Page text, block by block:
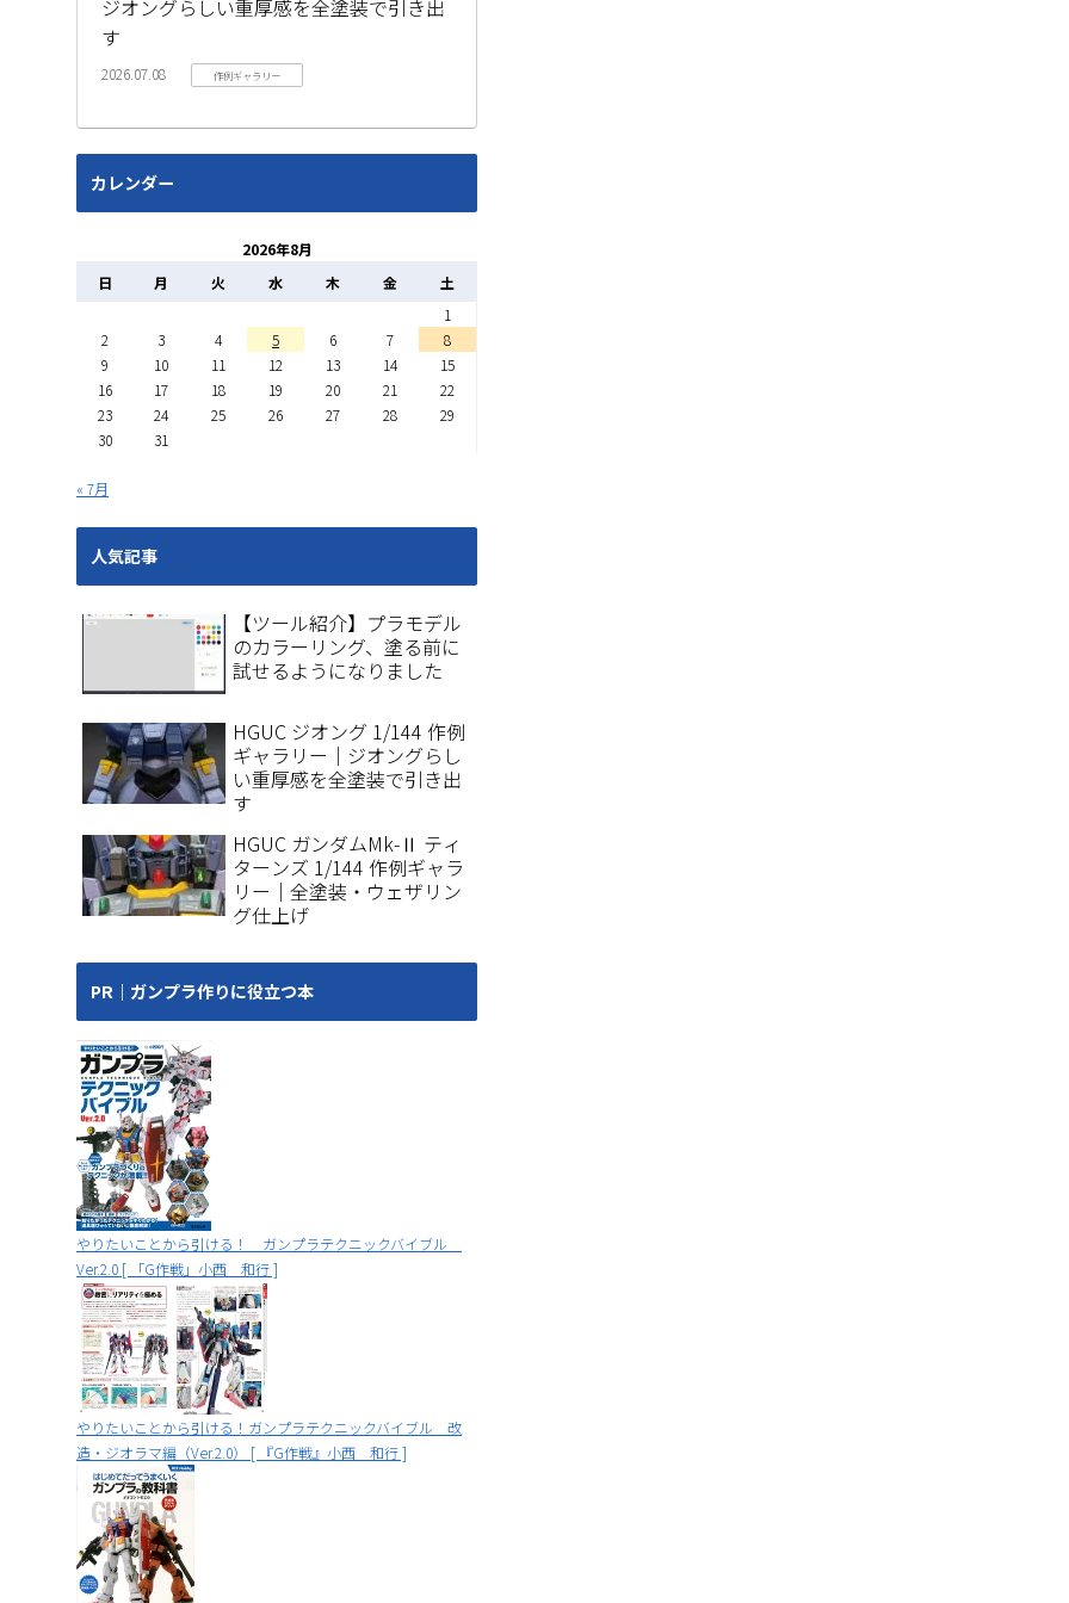
ジオングらしい重厚感を全塗装で引き出
す
2026.07.08 作例ギャラリー
カレンダー
2026年8月
日
月 火 水 木 金
土
1
2
3 4 5 6 7
8
9
10 11 12 13 14
15
16
17 18 19 20 21
22
23
24 25 26 27 28
29
30
31
« 7月
人気記事
【ツール紹介】プラモデル
のカラーリング、塗る前に
試せるようになりました
HGUC ジオング 1/144 作例
ギャラリー｜ジオングらし
い重厚感を全塗装で引き出
す
HGUC ガンダムMk-Ⅱ ティ
ターンズ 1/144 作例ギャラ
リー｜全塗装・ウェザリン
グ仕上げ
PR｜ガンプラ作りに役立つ本
やりたいことから引ける！ ガンプラテクニックバイブル
Ver.2.0 [ 「G作戦」小西 和行 ]
やりたいことから引ける！ガンプラテクニックバイブル 改
造・ジオラマ編（Ver.2.0） [ 『G作戦』小西 和行 ]